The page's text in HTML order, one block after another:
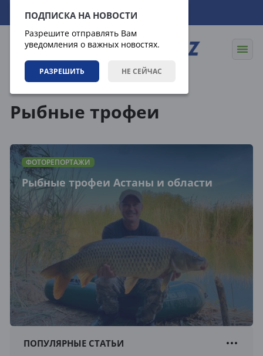
ПОДПИСКА НА НОВОСТИ
Разрешите отправлять Вам
уведомления о важных новостях.
РАЗРЕШИТЬ НЕ СЕЙЧАС
08.08.2026 08:17:26
Рыбные трофеи
ФОТОРЕПОРТАЖИ
Рыбные трофеи Астаны и области
ПОПУЛЯРНЫЕ СТАТЬИ